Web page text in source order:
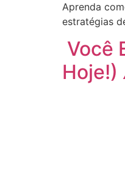
Aprenda
estratégias
Você